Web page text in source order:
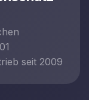
seit 2009